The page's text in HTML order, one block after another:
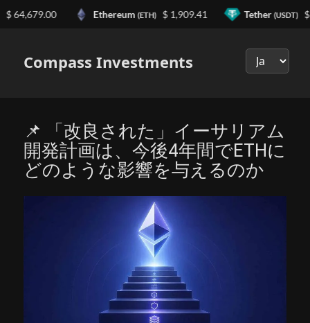
Compass Investments
📌 「改良された」イーサリアム
開発計画は、今後4年間でETHに
どのような影響を与えるのか
64,679.00 Ethereum(ETH) $ 1,909.41 Tether(USDT) $